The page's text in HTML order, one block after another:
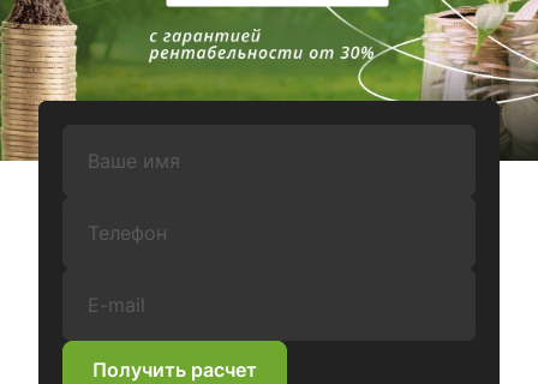
Ваше имя:
Телефон:
E-mail:
Получить расчет